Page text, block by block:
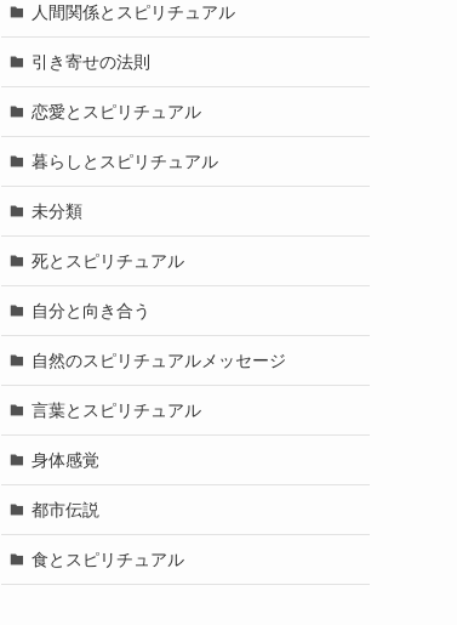
人間関係とスピリチュアル
引き寄せの法則
恋愛とスピリチュアル
暮らしとスピリチュアル
未分類
死とスピリチュアル
自分と向き合う
自然のスピリチュアルメッセージ
言葉とスピリチュアル
身体感覚
都市伝説
食とスピリチュアル